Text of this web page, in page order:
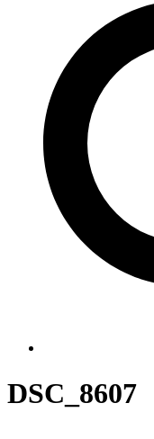
DSC_8607